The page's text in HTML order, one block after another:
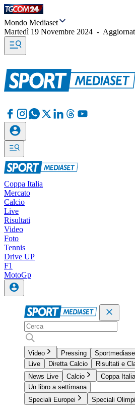
Mondo Mediaset
Martedì 19 Novembre 2024 -
Coppa Italia
Mercato
Calcio
Live
Risultati
Video
Foto
Tennis
Drive UP
F1
MotoGp
Video Pressing
Live
Diretta Calcio
Risultati e
News Live
Calcio Coppa Italia
Un libro a settimana
Speciali Europei
Speciali